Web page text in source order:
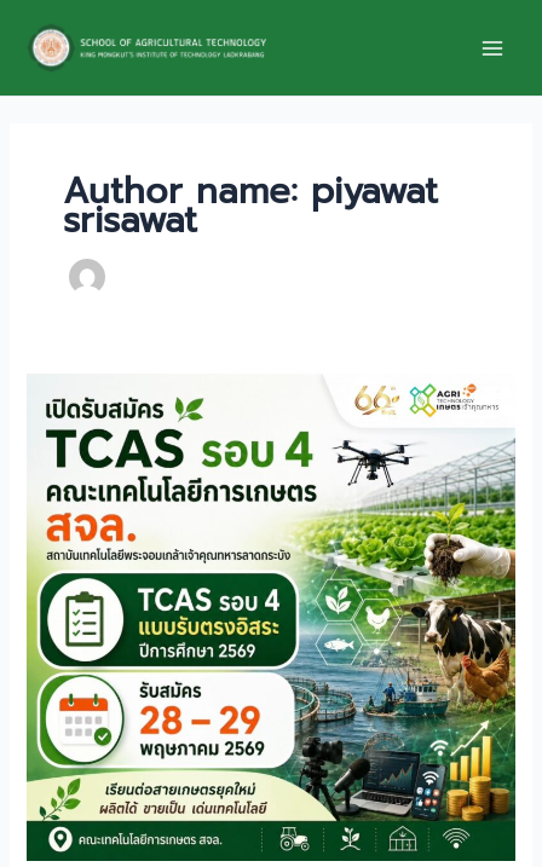
content
Author name: piyawat
srisawat
สมัคร
TCAS
รอบ
รับ
ตรง
อิสระ
ปี
การ
ศึกษา
2569
คณะ
เทคโนโลยี
การเกษตร
สจล